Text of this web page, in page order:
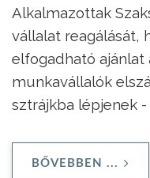
Alkalmazottak
vállalat reagálását,
elfogadható ajánlat
munkavállalók
sztrájkba lépjenek -
BŐVEBBEN ...